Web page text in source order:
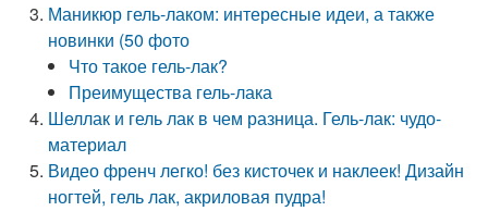
Маникюр гель-лаком: интересные идеи, а также
новинки (50 фото
Что такое гель-лак?
Преимущества гель-лака
Шеллак и гель лак в чем разница. Гель-лак: чудо-
материал
Видео френч легко! без кисточек и наклеек! Дизайн
ногтей, гель лак, акриловая пудра!